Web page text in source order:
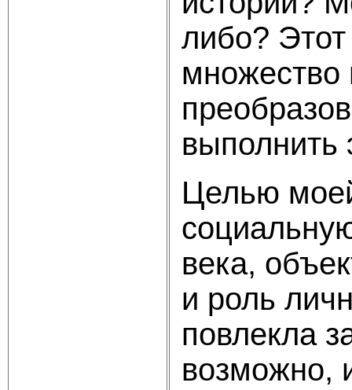
либо?
множество
выполнить
Целью
века,
и роль
повлекла
возможно,